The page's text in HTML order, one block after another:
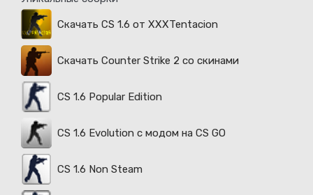
Скачать CS 1.6 от XXXTentacion
Скачать Counter Strike 2 со скинами
CS 1.6 Popular Edition
CS 1.6 Evolution с модом на CS GO
CS 1.6 Non Steam